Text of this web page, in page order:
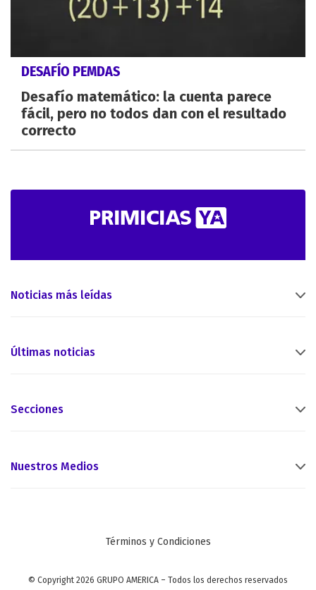
DESAFÍO PEMDAS
Desafío matemático: la cuenta parece
fácil, pero no todos dan con el resultado
correcto
Noticias más leídas
Últimas noticias
Secciones
Nuestros Medios
Términos y Condiciones
© Copyright 2026 GRUPO AMERICA – Todos los derechos reservados